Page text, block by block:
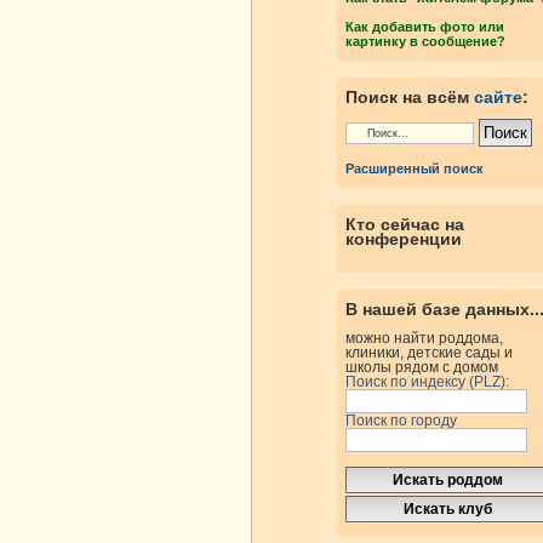
Как добавить фото или
картинку в сообщение?
Поиск на всём сайте:
Расширенный поиск
Кто сейчас на
конференции
В нашей базе данных...
можно найти роддома,
клиники, детские сады и
школы рядом с домом
Поиск по индексу (PLZ):
Поиск по городу